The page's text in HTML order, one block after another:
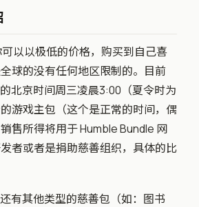
以以极低的价格，购买到自己喜
球的没有任何地区限制的。目前
北京时间周三凌晨3:00（夏令时为
游戏主包（这个是正常的时间，偶
售所得将用于 Humble Bundle 网
者或者是捐助慈善组织，具体的比
有其他类型的慈善包（如：图书